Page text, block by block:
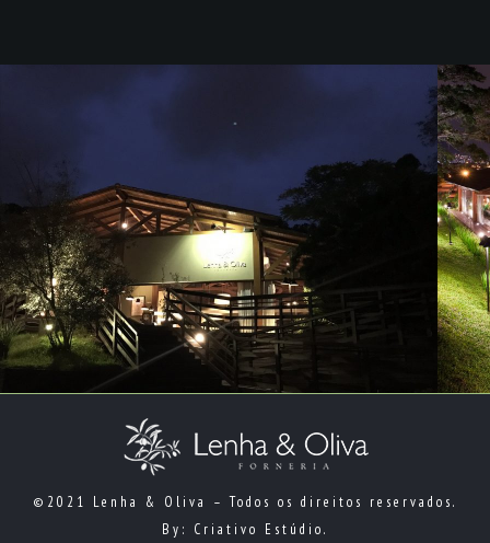
©2021 Lenha & Oliva – Todos os direitos reservados.
By: Criativo Estúdio.